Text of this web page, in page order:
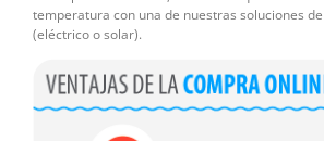
temperatura con una de nuestras soluciones
(eléctrico o solar).